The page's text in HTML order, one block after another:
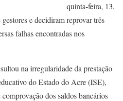
quinta-feira, 13,
e decidiram reprovar três
falhas encontradas nos
na irregularidade da prestação
do Estado do Acre (ISE),
dos saldos bancários